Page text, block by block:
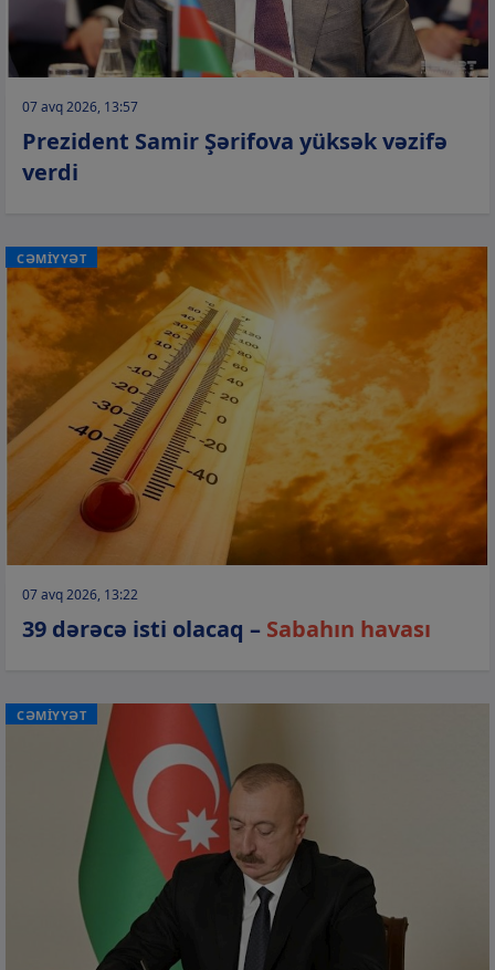
07 avq 2026, 13:57
Prezident Samir Şərifova yüksək vəzifə
verdi
CƏMİYYƏT
07 avq 2026, 13:22
39 dərəcə isti olacaq – Sabahın havası
CƏMİYYƏT